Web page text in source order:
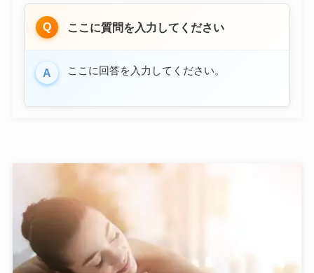
Q ここに質問を入力してください
A ここに回答を入力してください。